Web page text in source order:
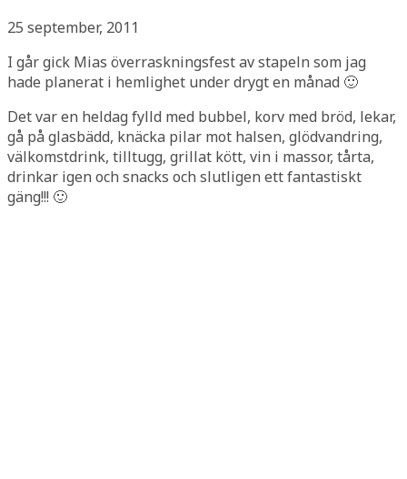
25 september, 2011
I går gick Mias överraskningsfest av stapeln som jag
hade planerat i hemlighet under drygt en månad 🙂
Det var en heldag fylld med bubbel, korv med bröd, lekar,
gå på glasbädd, knäcka pilar mot halsen, glödvandring,
välkomstdrink, tilltugg, grillat kött, vin i massor, tårta,
drinkar igen och snacks och slutligen ett fantastiskt
gäng!!! 🙂